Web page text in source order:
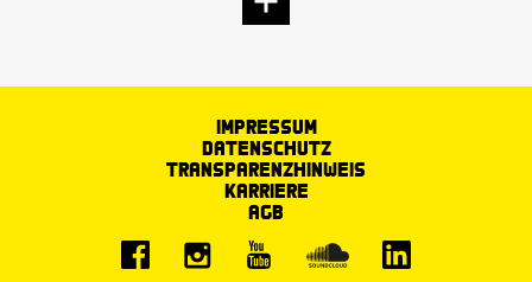
Impressum
Datenschutz
Transparenzhinweis
Karriere
AGB